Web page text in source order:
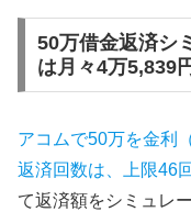
50万借金返済シ
は月々4万5,839
アコムで50万を金利
返済回数は、上限46
て返済額をシミュレ